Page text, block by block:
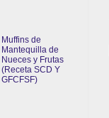
Muffins de
Mantequilla de
Nueces y Frutas
(Receta SCD Y
GFCFSF)